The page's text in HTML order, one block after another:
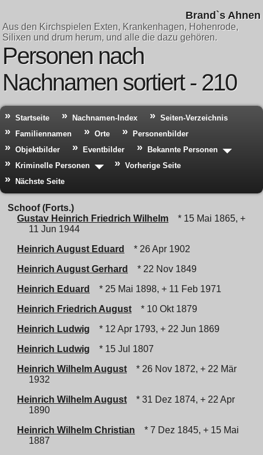
Brand`s Ahnen
Aus den Kirchspielen Exten, Krankenhagen, Hohenrode,
Silixen und drum herum, und alle die dazu gehören.
Personen nach
Nachnamen sortiert - 210
Startseite Nachnamen-Index
Seiten-Verzeichnis
Familiennamen
Orte
Personenbilder
Objektbilder
Eventbilder
Bekannte Personen
Kriminelle Personen
Vorherige Seite
Nächste Seite
Schoof (Forts.)
Gustav Heinrich Friedrich Wilhelm
* 15 Mai 1865, +
11 Jun 1944
Heinrich August Eduard
* 26 Apr 1902
Heinrich August Gerhard
* 22 Nov 1849
Heinrich Eduard
* 25 Mai 1898, + 11 Feb 1971
Heinrich Friedrich August
* 10 Okt 1879
Heinrich Ludwig
* 12 Apr 1793, + 22 Jun 1869
Heinrich Ludwig
* 15 Jul 1807
Heinrich Wilhelm August
* 26 Nov 1872, + 22 Mär
1932
Heinrich Wilhelm August
* 31 Dez 1874, + 22 Apr
1890
Heinrich Wilhelm Christian
* 7 Dez 1845, + 15 Mai
1887